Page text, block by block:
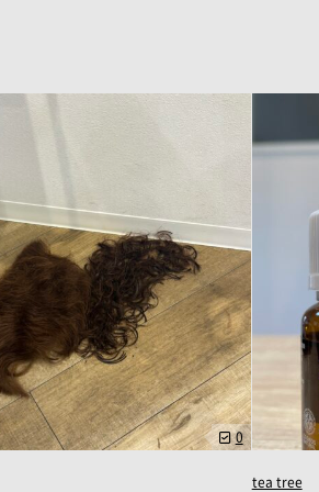
0
tea tree